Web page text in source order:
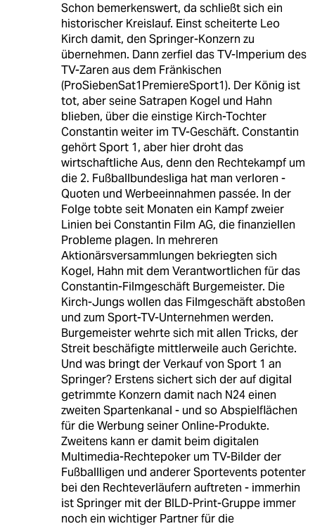
Schon bemerkenswert, da schließt sich ein
historischer Kreislauf. Einst scheiterte Leo
Kirch damit, den Springer-Konzern zu
übernehmen. Dann zerfiel das TV-Imperium des
TV-Zaren aus dem Fränkischen
(ProSiebenSat1PremiereSport1). Der König ist
tot, aber seine Satrapen Kogel und Hahn
blieben, über die einstige Kirch-Tochter
Constantin weiter im TV-Geschäft. Constantin
gehört Sport 1, aber hier droht das
wirtschaftliche Aus, denn den Rechtekampf um
die 2. Fußballbundesliga hat man verloren -
Quoten und Werbeeinnahmen passée. In der
Folge tobte seit Monaten ein Kampf zweier
Linien bei Constantin Film AG, die finanziellen
Probleme plagen. In mehreren
Aktionärsversammlungen bekriegten sich
Kogel, Hahn mit dem Verantwortlichen für das
Constantin-Filmgeschäft Burgemeister. Die
Kirch-Jungs wollen das Filmgeschäft abstoßen
und zum Sport-TV-Unternehmen werden.
Burgemeister wehrte sich mit allen Tricks, der
Streit beschäfigte mittlerweile auch Gerichte.
Und was bringt der Verkauf von Sport 1 an
Springer? Erstens sichert sich der auf digital
getrimmte Konzern damit nach N24 einen
zweiten Spartenkanal - und so Abspielflächen
für die Werbung seiner Online-Produkte.
Zweitens kann er damit beim digitalen
Multimedia-Rechtepoker um TV-Bilder der
Fußballligen und anderer Sportevents potenter
bei den Rechteverläufern auftreten - immerhin
ist Springer mit der BILD-Print-Gruppe immer
noch ein wichtiger Partner für die